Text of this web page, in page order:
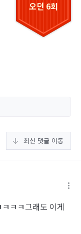
오던 6회
최신 댓글 이동
ㅋㅋ그래도 이게